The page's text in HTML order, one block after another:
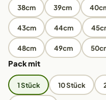
38cm 39cm
43cm 44cm
48cm 49cm
Pack mit
1 Stück 10 Stück